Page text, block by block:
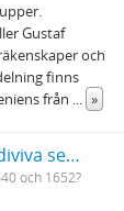
Gustaf
och
finns
från ... »
Johannes Bureus: Adulruna rediviva seu sapientia Sveorum veterum de mysteriis alphabeti trium coronarum regni Fulkandiarum seu Svethiae antiquissimae
och 1652?